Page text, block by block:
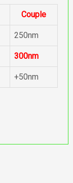
Couple
250nm
300nm
+50nm